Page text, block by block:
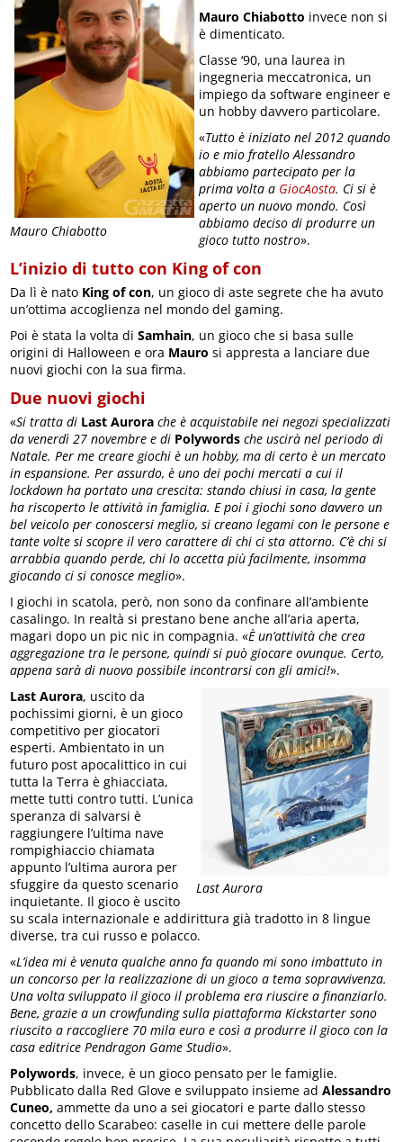
Mauro Chiabotto
Mauro Chiabotto invece non si
è dimenticato.
Classe ‘90, una laurea in
ingegneria meccatronica, un
impiego da software engineer e
un hobby davvero particolare.
«Tutto è iniziato nel 2012 quando
io e mio fratello Alessandro
abbiamo partecipato per la
prima volta a GiocAosta. Ci si è
aperto un nuovo mondo. Così
abbiamo deciso di produrre un
gioco tutto nostro».
L’inizio di tutto con King of con
Da lì è nato King of con, un gioco di aste segrete che ha avuto
un’ottima accoglienza nel mondo del gaming.
Poi è stata la volta diSamhain, un gioco che si basa sulle
origini di Halloween e ora Mauro si appresta a lanciare due
nuovi giochi con la sua firma.
Due nuovi giochi
«Si tratta di Last Aurora che è acquistabile nei negozi specializzati
da venerdì 27 novembre e di Polywords che uscirà nel periodo di
Natale. Per me creare giochi è un hobby, ma di certo è un mercato
in espansione. Per assurdo, è uno dei pochi mercati a cui il
lockdown ha portato una crescita: stando chiusi in casa, la gente
ha riscoperto le attività in famiglia. E poi i giochi sono davvero un
bel veicolo per conoscersi meglio, si creano legami con le persone e
tante volte si scopre il vero carattere di chi ci sta attorno. C’è chi si
arrabbia quando perde, chi lo accetta più facilmente, insomma
giocando ci si conosce meglio».
I giochi in scatola, però, non sono da confinare all’ambiente
casalingo. In realtà si prestano bene anche all’aria aperta,
magari dopo un pic nic in compagnia. «È un’attività che crea
aggregazione tra le persone, quindi si può giocare ovunque. Certo,
appena sarà di nuovo possibile incontrarsi con gli amici!».
Last Aurora
Last Aurora, uscito da
pochissimi giorni, è un gioco
competitivo per giocatori
esperti. Ambientato in un
futuro post apocalittico in cui
tutta la Terra è ghiacciata,
mette tutti contro tutti. L’unica
speranza di salvarsi è
raggiungere l’ultima nave
rompighiaccio chiamata
appunto l’ultima aurora per
sfuggire da questo scenario
inquietante. Il gioco è uscito
su scala internazionale e addirittura già tradotto in 8 lingue
diverse, tra cui russo e polacco.
«L’idea mi è venuta qualche anno fa quando mi sono imbattuto in
un concorso per la realizzazione di un gioco a tema sopravvivenza.
Una volta sviluppato il gioco il problema era riuscire a finanziarlo.
Bene, grazie a un crowfunding sulla piattaforma Kickstarter sono
riuscito a raccogliere 70 mila euro e così a produrre il gioco con la
casa editrice Pendragon Game Studio».
Polywords, invece, è un gioco pensato per le famiglie.
Pubblicato dalla Red Glove e sviluppato insieme adAlessandro
Cuneo, ammette da uno a sei giocatori e parte dallo stesso
concetto dello Scarabeo: caselle in cui mettere delle parole